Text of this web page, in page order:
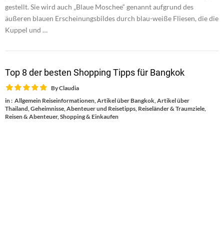
gestellt. Sie wird auch „Blaue Moschee“ genannt aufgrund des
äußeren blauen Erscheinungsbildes durch blau-weiße Fliesen, die die
Kuppel und …
Top 8 der besten Shopping Tipps für Bangkok
ByClaudia
in : Allgemein Reiseinformationen Artikel über Bangkok Artikel über
Thailand Geheimnisse, Abenteuer und Reisetipps Reiseländer & Traumziele
Reisen & Abenteuer, Shopping & Einkaufen